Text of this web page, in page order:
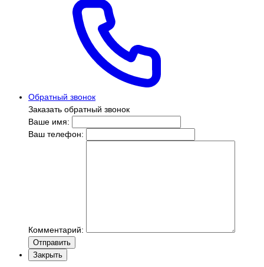
Обратный звонок
Заказать обратный звонок
Ваше имя:
Ваш телефон:
Комментарий:
Отправить
Закрыть